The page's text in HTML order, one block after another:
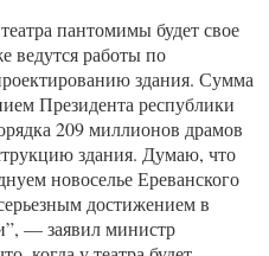
пантомимы будет свое
ведутся работы по
здания. Сумма
Президента республики
209 миллионов драмов
здания. Думаю, что
новоселье Ереванского
достижением в
— заявил министр